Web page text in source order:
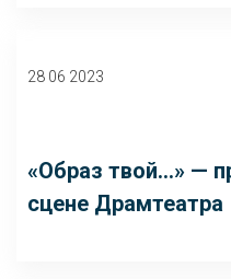
28 06 2023
«Образ твой…» —
сцене Драмтеатра